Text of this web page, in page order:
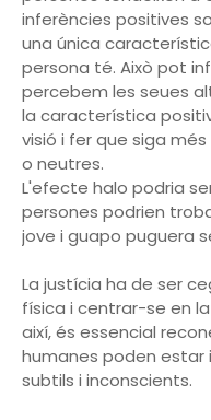
inferències positives
una única
persona té. Això pot
percebem les seues
la característica
visió i fer que siga
o neutres.
L'efecte halo podria
persones podrien
jove i guapo puguera
La justícia ha de ser
física i centrar-se en
així, és essencial
humanes poden estar
subtils i inconscients.